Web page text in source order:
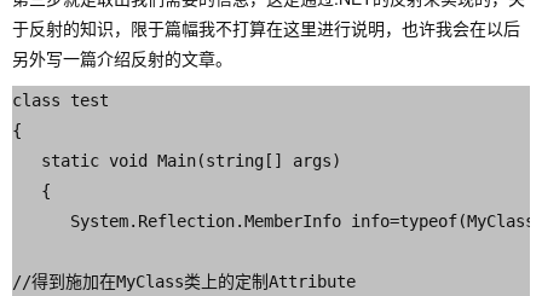
于反射的知识，限于篇幅我不打算在这里进行说明，也许我会在以后
另外写一篇介绍反射的文章。
class test
{
   static void Main(string[] args)
   {
System.Reflection.MemberInfo
//得到施加在MyClass类上的定制Attribute